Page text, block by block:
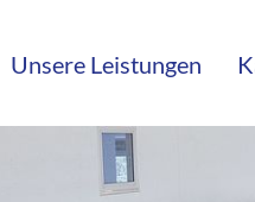
Unsere Leistungen